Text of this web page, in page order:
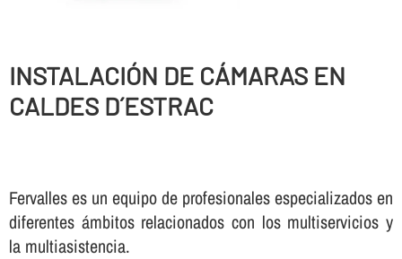
INSTALACIÓN DE CÁMARAS EN
CALDES D´ESTRAC
Fervalles es un equipo de profesionales especializados en
diferentes ámbitos relacionados con los multiservicios y
la multiasistencia.